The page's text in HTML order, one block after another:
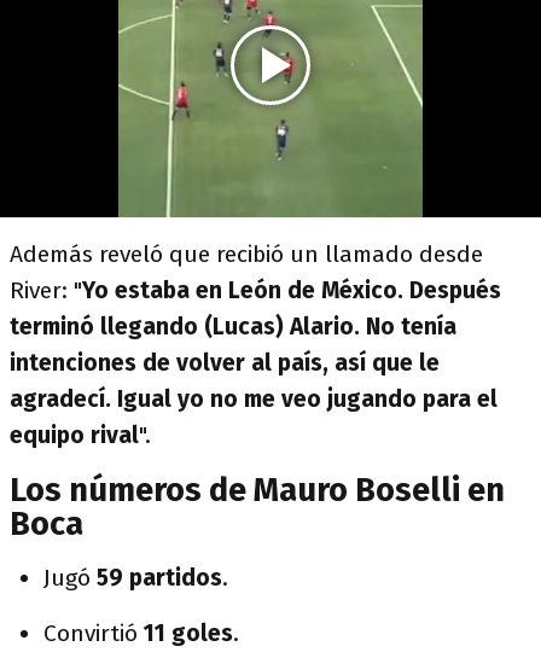
Además reveló que recibió un llamado desde
River: "Yo estaba en León de México. Después
terminó llegando (Lucas) Alario. No tenía
intenciones de volver al país, así que le
agradecí. Igual yo no me veo jugando para el
equipo rival".
Los números de Mauro Boselli en
Boca
Jugó 59 partidos.
Convirtió 11 goles.